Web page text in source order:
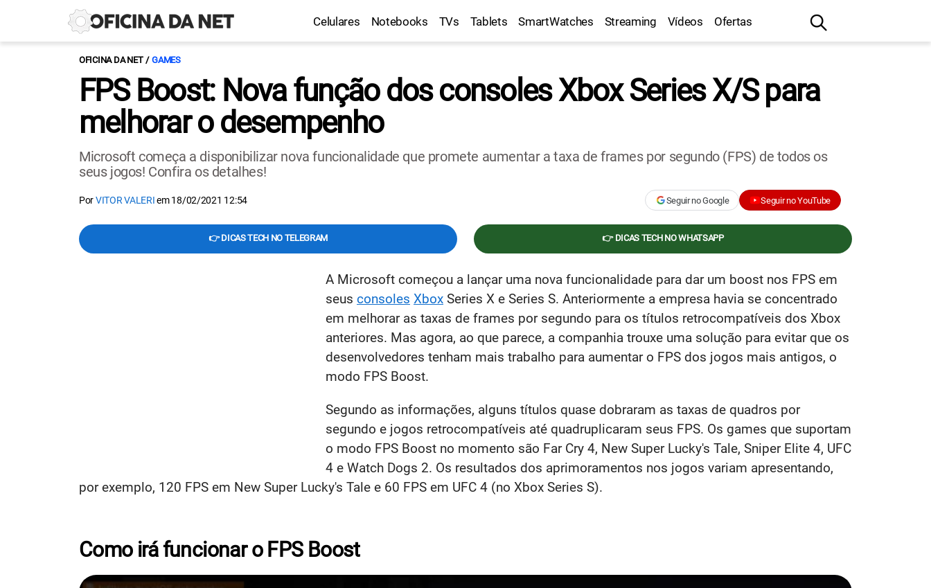
Celulares Notebooks TVs Tablets SmartWatches Streaming Vídeos Ofertas
OFICINA DA NET GAMES
FPS Boost: Nova função dos consoles Xbox Series X/S para
melhorar o desempenho
Microsoft começa a disponibilizar nova funcionalidade que promete aumentar a taxa de frames por segundo (FPS) de todos os
seus jogos! Confira os detalhes!
PorVITOR VALERIem18/02/2021 12:54 Seguir no Google Seguir no YouTube
👉 DICAS TECH NO TELEGRAM 👉 DICAS TECH NO WHATSAPP
A Microsoft começou a lançar uma nova funcionalidade para dar um boost nos FPS em
seus consoles Xbox Series X e Series S. Anteriormente a empresa havia se concentrado
em melhorar as taxas de frames por segundo para os títulos retrocompatíveis dos Xbox
anteriores. Mas agora, ao que parece, a companhia trouxe uma solução para evitar que os
desenvolvedores tenham mais trabalho para aumentar o FPS dos jogos mais antigos, o
modo FPS Boost.
Segundo as informações, alguns títulos quase dobraram as taxas de quadros por
segundo e jogos retrocompatíveis até quadruplicaram seus FPS. Os games que suportam
o modo FPS Boost no momento são Far Cry 4, New Super Lucky's Tale, Sniper Elite 4, UFC
4 e Watch Dogs 2. Os resultados dos aprimoramentos nos jogos variam apresentando,
por exemplo, 120 FPS em New Super Lucky's Tale e 60 FPS em UFC 4 (no Xbox Series S).
Como irá funcionar o FPS Boost